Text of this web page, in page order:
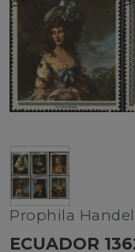
Prophila
ECUADOR